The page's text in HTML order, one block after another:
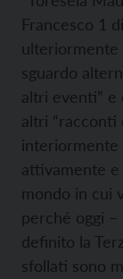
Francesco 1
ulteriormente
sguardo
altri eventi” e
altri “racconti
interiormente
attivamente
mondo in cui
perché oggi –
definito la
sfollati sono